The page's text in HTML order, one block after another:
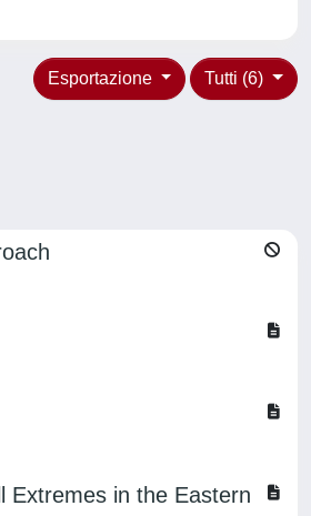
Tutti (6)
Esportazione
Extremes in the Eastern